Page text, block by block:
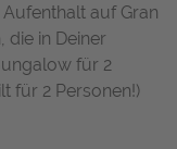
auf Gran
die in Deiner
für 2
für 2 Personen!)